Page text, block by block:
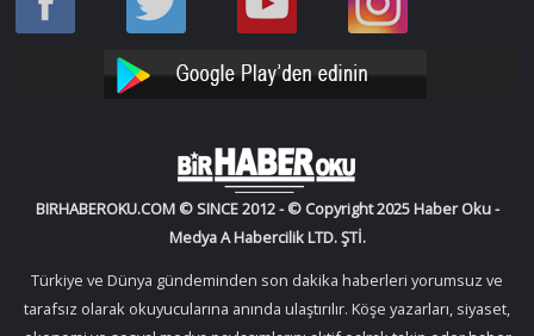
Oku
Oku
Haber
YouTube
Haber
Instagram
BIRHABEROKU.COM © SINCE 2012 - © Copyright 2025 Haber Oku -
Medya A Habercilik LTD. ŞTİ.
Türkiye ve Dünya gündeminden son dakika haberleri yorumsuz ve
tarafsız olarak okuyucularına anında ulaştırılır. Köşe yazarları, siyaset,